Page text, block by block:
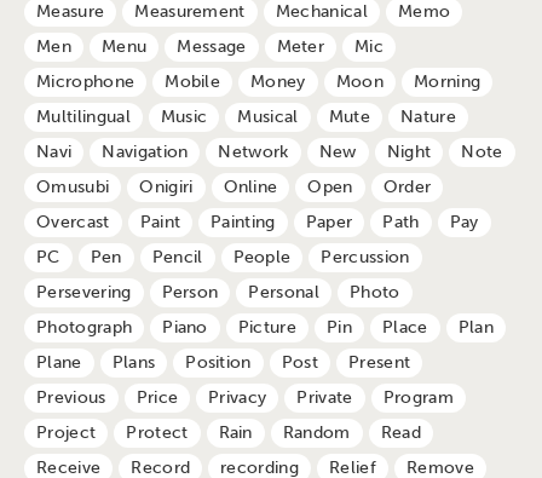
Measure
Measurement Mechanical
Memo
Men
Menu Message Meter
Mic
Microphone
Mobile Money Moon
Morning
Multilingual
Music Musical Mute
Nature
Navi
Navigation Network New Night
Note
Omusubi
Onigiri Online Open
Order
Overcast
Paint Painting Paper Path
Pay
PC
Pen Pencil People
Percussion
Persevering
Person Personal
Photo
Photograph
Piano Picture Pin Place
Plan
Plane
Plans Position Post
Present
Previous
Price Privacy Private
Program
Project
Protect Rain Random
Read
Receive
Record recording Relief
Remove